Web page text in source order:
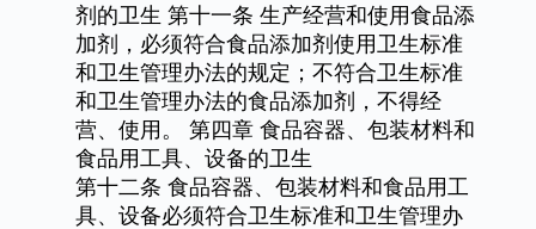
剂的卫生 第十一条 生产经营和使用食品添
加剂，必须符合食品添加剂使用卫生标准
和卫生管理办法的规定；不符合卫生标准
和卫生管理办法的食品添加剂，不得经
营、使用。
第四章 食品容器、包装材料和
食品用工具、设备的卫生
第十二条 食品容器、包装材料和食品用工
具、设备必须符合卫生标准和卫生管理办